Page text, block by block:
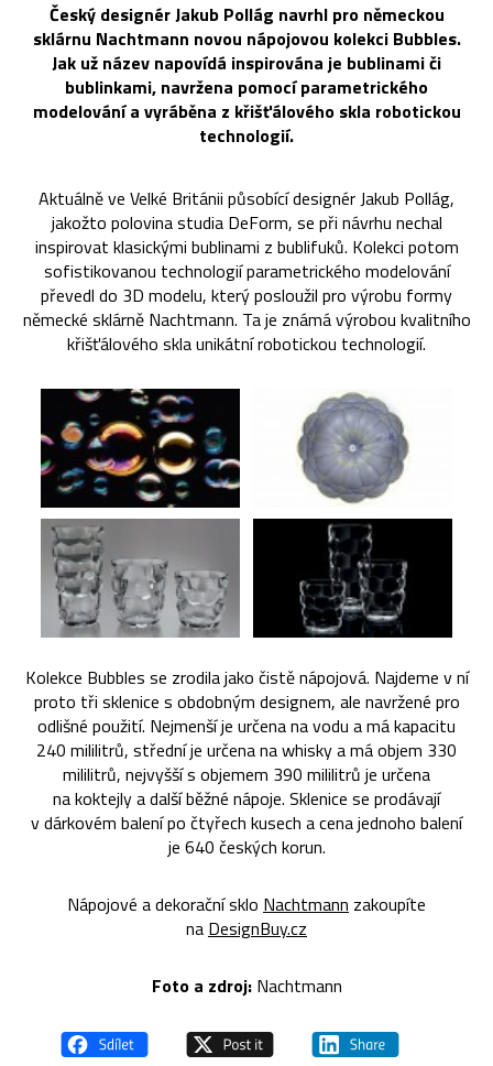
Český designér Jakub Pollág navrhl pro německou
sklárnu Nachtmann novou nápojovou kolekci Bubbles.
Jak už název napovídá inspirována je bublinami či
bublinkami, navržena pomocí parametrického
modelování a vyráběna z křišťálového skla robotickou
technologií.
Aktuálně ve Velké Británii působící designér Jakub Pollág,
jakožto polovina studia DeForm, se při návrhu nechal
inspirovat klasickými bublinami z bublifuků. Kolekci potom
sofistikovanou technologií parametrického modelování
převedl do 3D modelu, který posloužil pro výrobu formy
německé sklárně Nachtmann. Ta je známá výrobou kvalitního
křišťálového skla unikátní robotickou technologií.
Kolekce Bubbles se zrodila jako čistě nápojová. Najdeme v ní
proto tři sklenice s obdobným designem, ale navržené pro
odlišné použití. Nejmenší je určena na vodu a má kapacitu
240 mililitrů, střední je určena na whisky a má objem 330
mililitrů, nejvyšší s objemem 390 mililitrů je určena
na koktejly a další běžné nápoje. Sklenice se prodávají
v dárkovém balení po čtyřech kusech a cena jednoho balení
je 640 českých korun.
Nápojové a dekorační sklo Nachtmann zakoupíte
na DesignBuy.cz
Foto a zdroj: Nachtmann